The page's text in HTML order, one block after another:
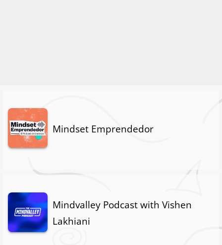
Mindset Emprendedor
Mindvalley Podcast with Vishen
Lakhiani